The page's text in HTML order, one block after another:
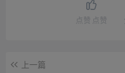
点赞 点赞
上一篇